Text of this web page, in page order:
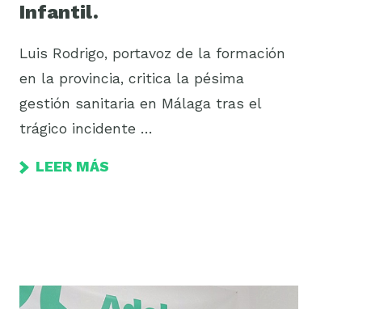
Infantil.
Luis Rodrigo, portavoz de la formación
en la provincia, critica la pésima
gestión sanitaria en Málaga tras el
trágico incidente …
LEER MÁS